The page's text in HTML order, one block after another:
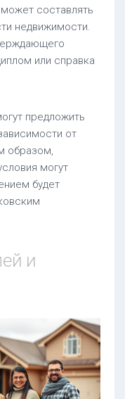
составлять
недвижимости.
или справка
предложить
от
образом,
могут
будет
и